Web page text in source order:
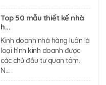
Top 50 mẫu thiết kế nhà
h...
Kinh doanh nhà hàng luôn là
loại hình kinh doanh được
các chủ đầu tư quan tâm.
N....